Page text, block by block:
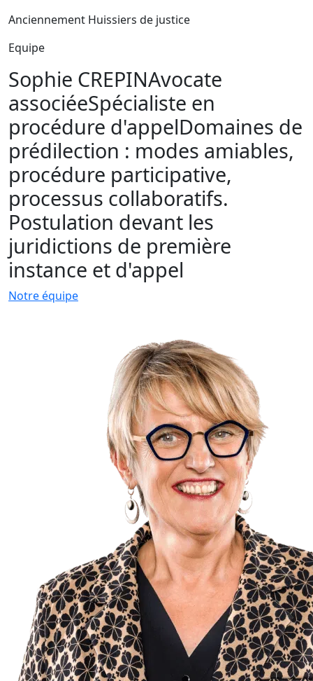
Anciennement Huissiers de justice
Equipe
Sophie CREPINAvocate
associéeSpécialiste en
procédure d'appelDomaines de
prédilection : modes amiables,
procédure participative,
processus collaboratifs.
Postulation devant les
juridictions de première
instance et d'appel
Notre équipe